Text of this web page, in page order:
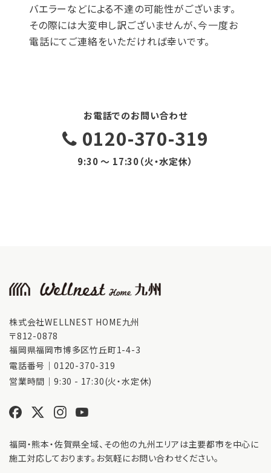
バエラーなどによる不達の可能性がございます。
その際には大変申し訳ございませんが、今一度お
電話にてご連絡をいただければ幸いです。
お電話でのお問い合わせ
0120-370-319
9:30 〜 17:30（火・水定休）
株式会社WELLNEST HOME九州
〒812-0878
福岡県福岡市博多区竹丘町1-4-3
電話番号｜ 0120-370-319
営業時間｜9:30 - 17:30(火・水定休)
福岡・熊本・佐賀県全域、その他の九州エリアは主要都市を中心に
施工対応しております。お気軽にお問い合わせください。